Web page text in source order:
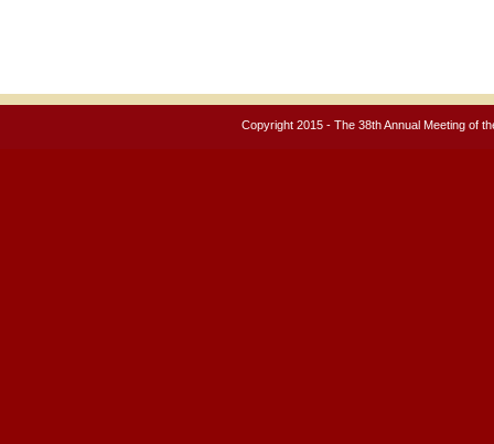
2014年11月17日
Copyright 2015 - The 38th Annual Meeting of